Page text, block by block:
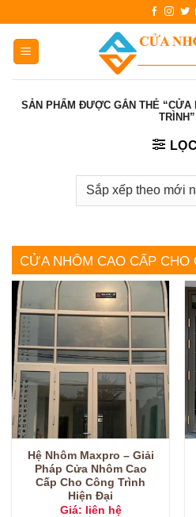
content
SẢN PHẨM ĐƯỢC GẮN THẺ “CỬA
TRÌNH”
LỌC
CỬA NHÔM CAO CẤP CHO
Hệ Nhôm Maxpro – Giải
Pháp Cửa Nhôm Cao
Cấp Cho Công Trình
Hiện Đại
Giá: liên hệ